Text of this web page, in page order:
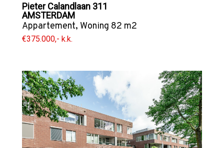
Pieter Calandlaan 311
AMSTERDAM
Appartement, Woning 82 m2
€375.000,- k.k.